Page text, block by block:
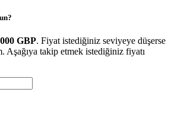
GBP. Fiyat istediğiniz seviyeye düşerse
Aşağıya takip etmek istediğiniz fiyatı